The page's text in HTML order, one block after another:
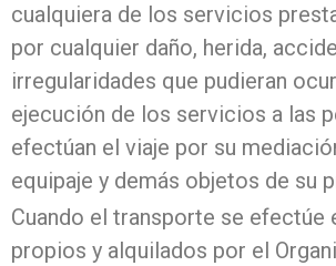
cualquiera de los servicios
por cualquier daño, herida,
irregularidades que pudieran
ejecución de los servicios a las
efectúan el viaje por su
equipaje y demás objetos de su
Cuando el transporte se efectúe
propios y alquilados por el